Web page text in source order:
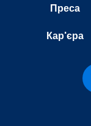
Преса
Кар'єра